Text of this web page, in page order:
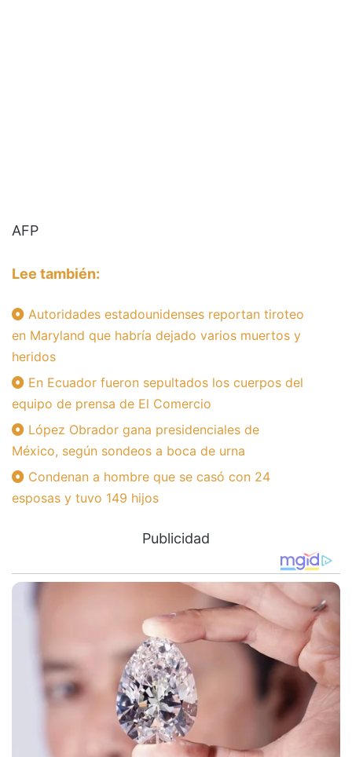
AFP
Lee también:
Autoridades estadounidenses reportan tiroteo
en Maryland que habría dejado varios muertos y
heridos
En Ecuador fueron sepultados los cuerpos del
equipo de prensa de El Comercio
López Obrador gana presidenciales de
México, según sondeos a boca de urna
Condenan a hombre que se casó con 24
esposas y tuvo 149 hijos
Publicidad